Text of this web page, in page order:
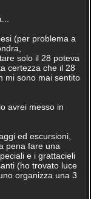
(per problema a
solo il 28 poteva
certezza che il 28
mi sono mai sentito
avrei messo in
ed escursioni,
pena fare una
e i grattacieli
(ho trovato luce
organizza una 3